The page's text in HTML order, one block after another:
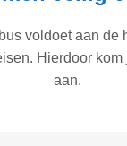
voldoet aan de
Hierdoor
aan.